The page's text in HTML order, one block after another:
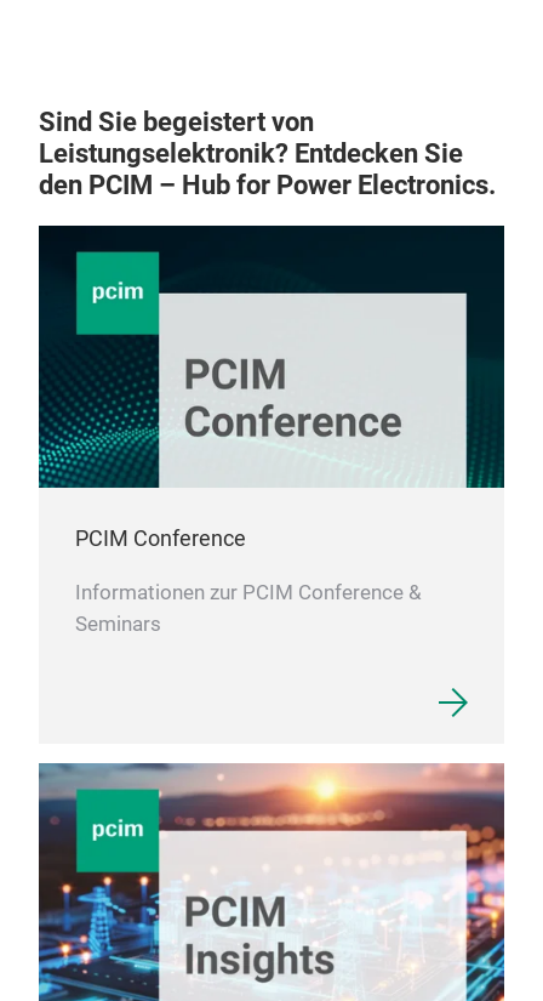
Sind Sie begeistert von
Leistungselektronik? Entdecken Sie
den PCIM – Hub for Power Electronics.
PCIM Conference
Informationen zur PCIM Conference &
Seminars